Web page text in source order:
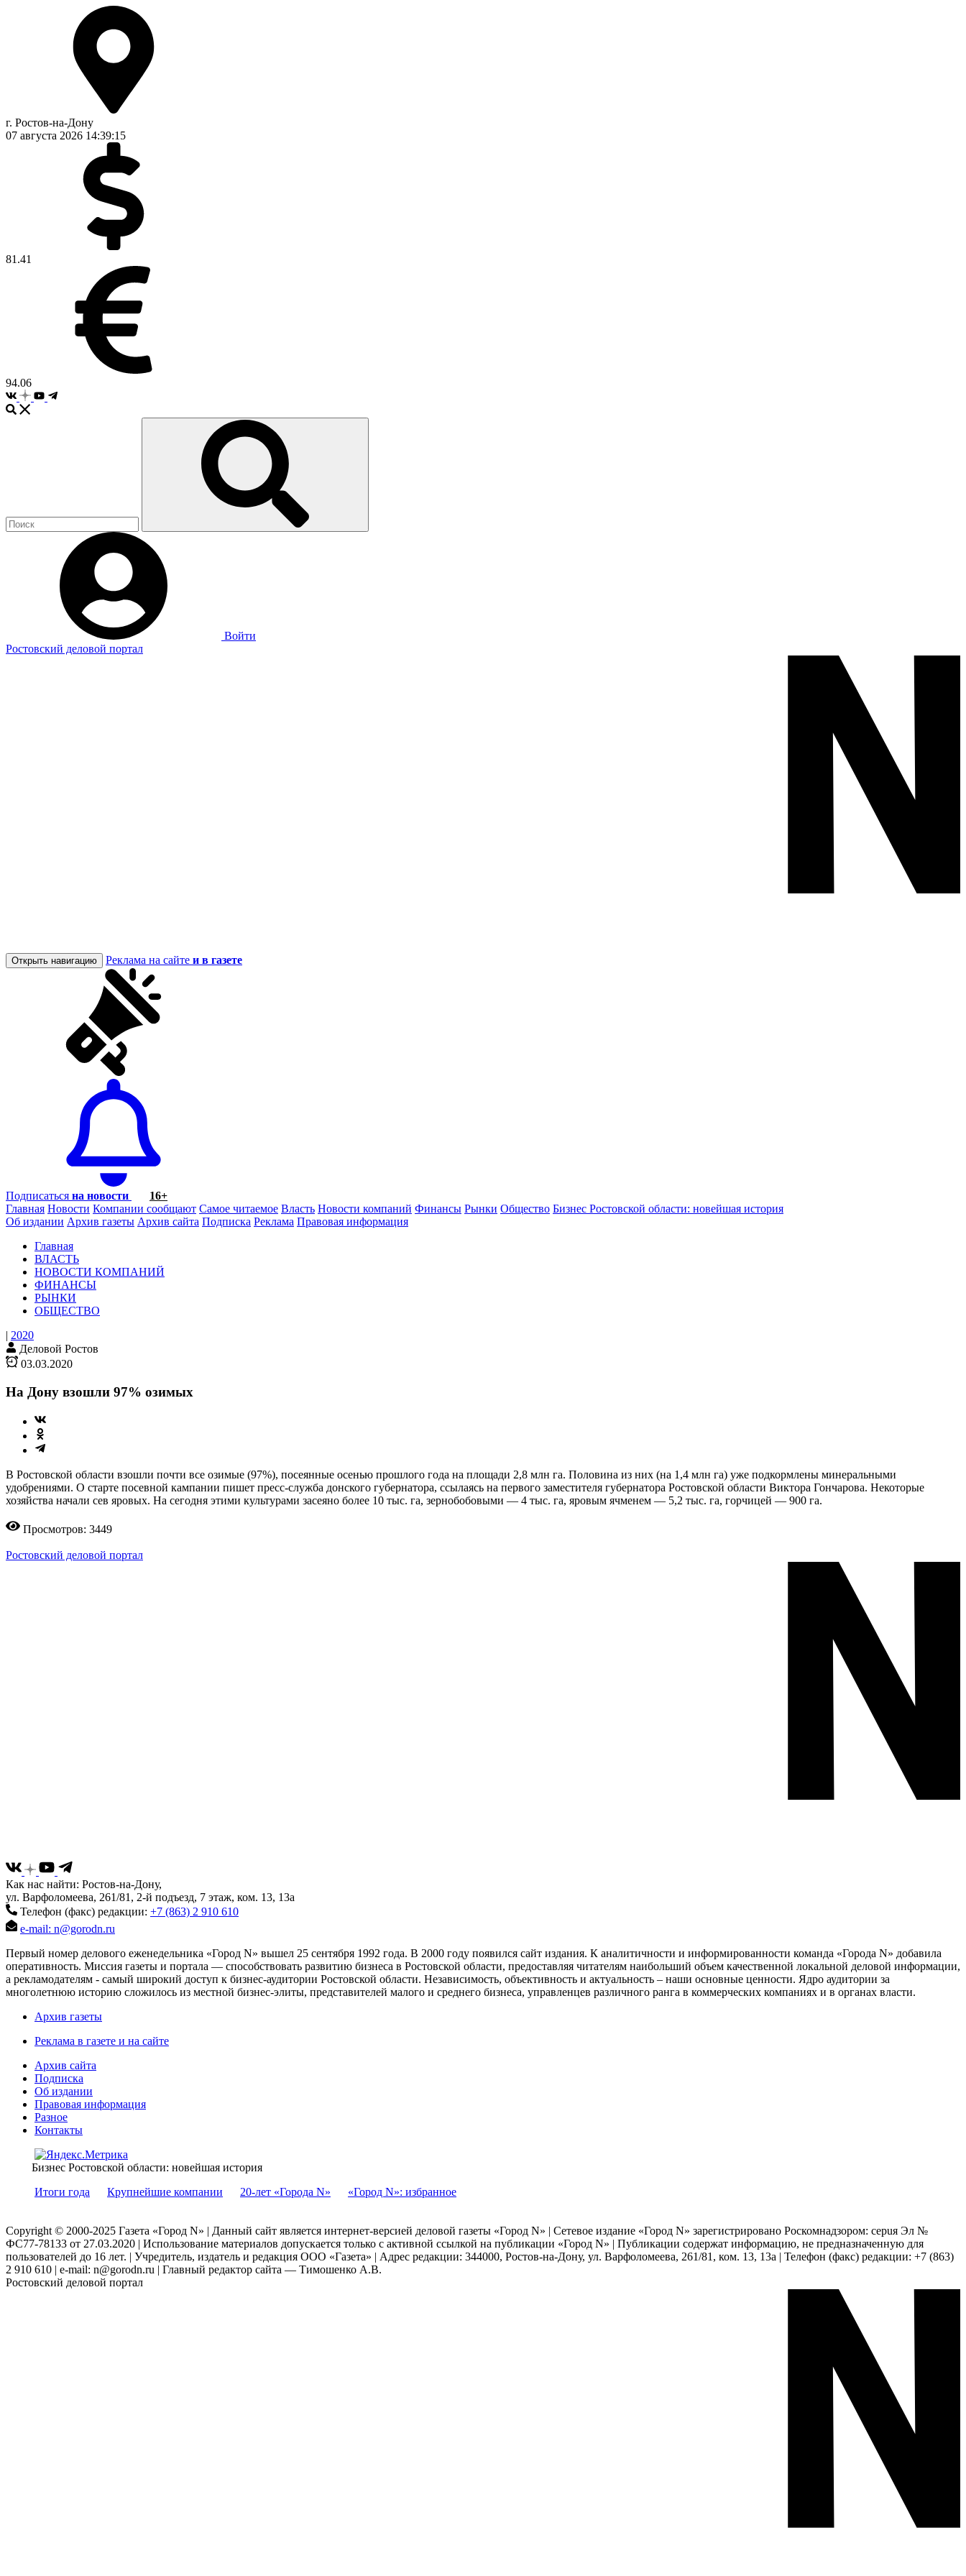
г. Ростов-на-Дону
07 августа 2026 14:39:16
81.41
94.06
Войти
Ростовский деловой портал
Открыть навигацию Реклама на сайте и в газете
Подписаться на новости
16+
Главная Новости Компании сообщают Самое читаемое Власть Новости компаний Финансы Рынки Общество Бизнес Ростовской области: новейшая история
Об издании Архив газеты Архив сайта Подписка Реклама Правовая информация
Главная
ВЛАСТЬ
НОВОСТИ КОМПАНИЙ
ФИНАНСЫ
РЫНКИ
ОБЩЕСТВО
| 2020
Деловой Ростов
03.03.2020
На Дону взошли 97% озимых
В Ростовской области взошли почти все озимые (97%), посеянные осенью прошлого года на площади 2,8 млн га. Половина из них (на 1,4 млн га) уже подкормлены минеральными
удобрениями. О старте посевной кампании пишет пресс-служба донского губернатора, ссылаясь на первого заместителя губернатора Ростовской области Виктора Гончарова. Некоторые
хозяйства начали сев яровых. На сегодня этими культурами засеяно более 10 тыс. га, зернобобовыми — 4 тыс. га, яровым ячменем — 5,2 тыс. га, горчицей — 900 га.
Просмотров: 3449
Ростовский деловой портал
Как нас найти: Ростов-на-Дону,
ул. Варфоломеева, 261/81, 2-й подъезд, 7 этаж, ком. 13, 13а
Телефон (факс) редакции: +7 (863) 2 910 610
e-mail: n@gorodn.ru
Первый номер делового еженедельника «Город N» вышел 25 сентября 1992 года. В 2000 году появился сайт издания. К аналитичности и информированности команда «Города N» добавила
оперативность. Миссия газеты и портала — способствовать развитию бизнеса в Ростовской области, предоставляя читателям наибольший объем качественной локальной деловой информации,
а рекламодателям - самый широкий доступ к бизнес-аудитории Ростовской области. Независимость, объективность и актуальность – наши основные ценности. Ядро аудитории за
многолетнюю историю сложилось из местной бизнес-элиты, представителей малого и среднего бизнеса, управленцев различного ранга в коммерческих компаниях и в органах власти.
Архив газеты
Реклама в газете и на сайте
Архив сайта
Подписка
Об издании
Правовая информация
Разное
Контакты
Бизнес Ростовской области: новейшая история
Итоги года
Крупнейшие компании 20-лет «Города N» «Город N»: избранное
Copyright © 2000-2025 Газета «Город N» | Данный сайт является интернет-версией деловой газеты «Город N» | Сетевое издание «Город N» зарегистрировано Роскомнадзором: серuя Эл №
ФС77-78133 от 27.03.2020 | Использование материалов допускается только с активной ссылкой на публикации «Город N» | Публикации содержат информацию, не предназначенную для
пользователей до 16 лет. | Учредитель, издатель и редакция ООО «Газета» | Адрес редакции: 344000, Ростов-на-Дону, ул. Варфоломеева, 261/81, ком. 13, 13а | Телефон (факс) редакции: +7 (863)
2 910 610 | e-mail: n@gorodn.ru | Главный редактор сайта — Тимошенко А.В.
Ростовский деловой портал